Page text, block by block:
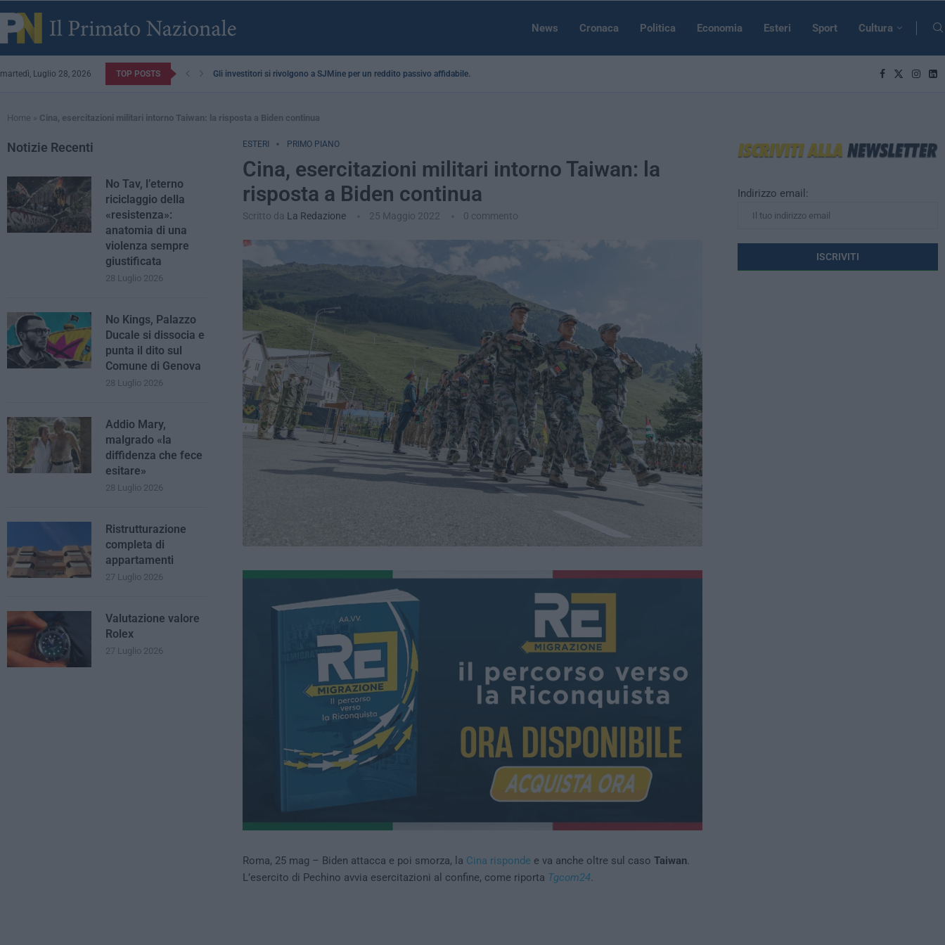
News Cronaca Politica Economia Esteri Sport Cultura
martedì, Luglio 28, 2026 TOP POSTS Gli investitori si rivolgono a SJMine per un reddito passivo affidabile...
Home » Cina, esercitazioni militari intorno Taiwan: la risposta a Biden continua
ESTERI PRIMO PIANO
Cina, esercitazioni militari intorno Taiwan: la
risposta a Biden continua
Scritto da La Redazione 25 Maggio 2022 0 commento
Roma, 25 mag – Biden attacca e poi smorza, la Cina risponde e va anche oltre sul caso Taiwan.
L’esercito di Pechino avvia esercitazioni al confine, come riporta Tgcom24.
Indirizzo email:
Notizie Recenti
No Tav, l’eterno
riciclaggio della
«resistenza»:
anatomia di una
violenza sempre
giustificata
28 Luglio 2026
No Kings, Palazzo
Ducale si dissocia e
punta il dito sul
Comune di Genova
28 Luglio 2026
Addio Mary,
malgrado «la
diffidenza che fece
esitare»
28 Luglio 2026
Ristrutturazione
completa di
appartamenti
27 Luglio 2026
Valutazione valore
Rolex
27 Luglio 2026